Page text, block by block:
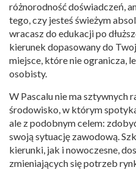
różnorodność doświadczeń,
tego, czy jesteś świeżym
wracasz do edukacji po
kierunek dopasowany do
miejsce, które nie ogranicza,
osobisty.
W Pascalu nie ma sztywnych
środowisko, w którym
ale z podobnym celem:
swoją sytuację zawodową.
kierunki, jak i nowoczesne,
zmieniających się potrzeb